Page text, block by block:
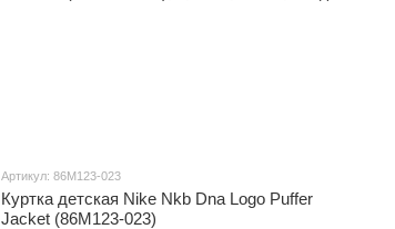
Артикул: 86M123-023
Куртка детская Nike Nkb Dna Logo Puffer
Jacket (86M123-023)